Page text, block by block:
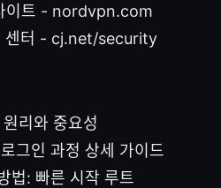
이트 - nordvpn.com
센터 - cj.net/security
리와 중요성
그인 과정 상세 가이드
법: 빠른 시작 루트